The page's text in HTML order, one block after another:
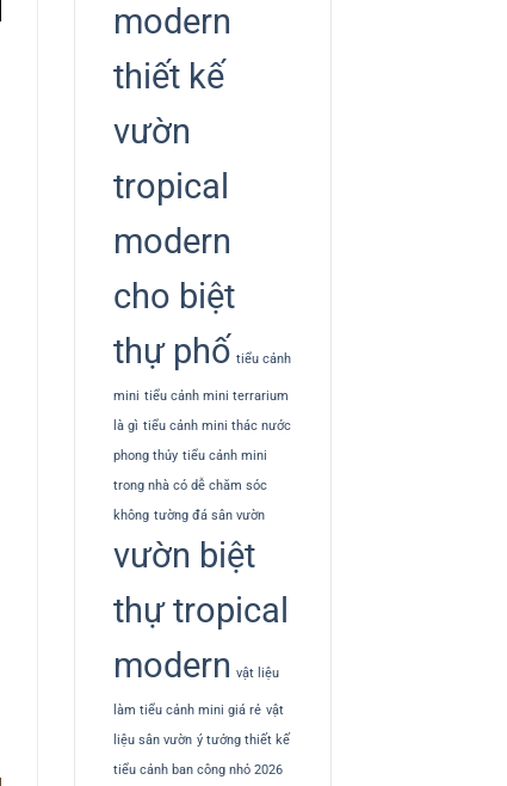
modern
thiết kế
vườn
tropical
modern
cho biệt
thự phố tiểu cảnh
mini tiểu cảnh mini terrarium
là gì tiểu cảnh mini thác nước
phong thủy tiểu cảnh mini
trong nhà có dễ chăm sóc
không tường đá sân vườn
vườn biệt
thự tropical
modern vật liệu
làm tiểu cảnh mini giá rẻ vật
liệu sân vườn ý tưởng thiết kế
tiểu cảnh ban công nhỏ 2026